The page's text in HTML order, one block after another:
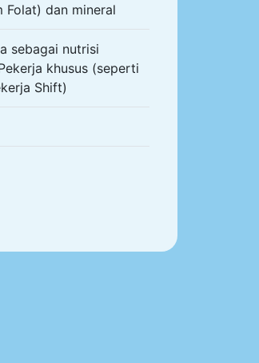
Folat) dan mineral
sebagai nutrisi
khusus (seperti
Shift)